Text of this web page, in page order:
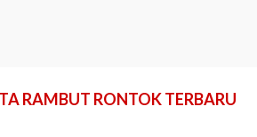
RAMBUT RONTOK TERBARU